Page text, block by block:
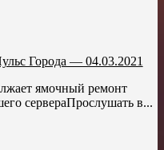
Города — 04.03.2021
ямочный ремонт
сервераПрослушать в...